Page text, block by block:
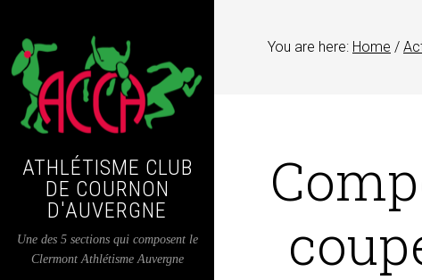
ATHLÉTISME CLUB
DE COURNON
D'AUVERGNE
Une des 5 sections qui composent le
Clermont Athlétisme Auvergne
You are here: Home /